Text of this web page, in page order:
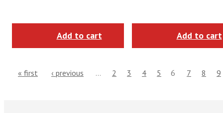
Add to cart Add to cart
« first ‹ previous … 2 3 4 5 6 7 8 9